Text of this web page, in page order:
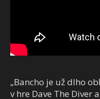
„Bancho je už dlho
v hre Dave The Diver